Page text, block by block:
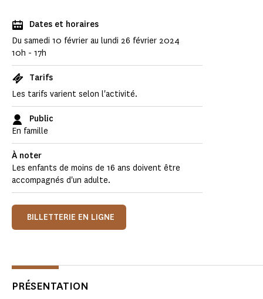
Dates et horaires
Du samedi 10 février au lundi 26 février 2024
10h - 17h
Tarifs
Les tarifs varient selon l'activité.
Public
En famille
À noter
Les enfants de moins de 16 ans doivent être
accompagnés d'un adulte.
BILLETTERIE EN LIGNE
PRÉSENTATION